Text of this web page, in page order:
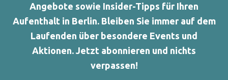
Angebote sowie Insider-Tipps für Ihren
Aufenthalt in Berlin. Bleiben Sie immer auf dem
Laufenden über besondere Events und
Aktionen. Jetzt abonnieren und nichts
verpassen!